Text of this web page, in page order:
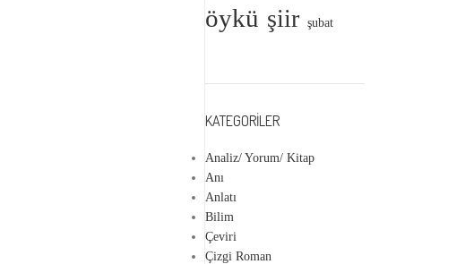
öykü şiir şubat
KATEGORILER
Analiz/ Yorum/ Kitap
Anı
Anlatı
Bilim
Çeviri
Çizgi Roman